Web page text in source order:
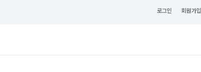
로그인 회원가입